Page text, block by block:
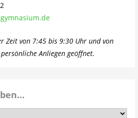
Zeit von 7:45 bis 9:30 Uhr und von
Anliegen geöffnet.